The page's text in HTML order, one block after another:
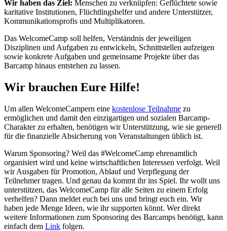
Wir haben das Ziel: Menschen zu verknüpfen: Geflüchtete sowie
karitative Institutionen, Flüchtlingshelfer und andere Unterstützer,
Kommunikationsprofis und Multiplikatoren.
Das WelcomeCamp soll helfen, Verständnis der jeweiligen
Disziplinen und Aufgaben zu entwickeln, Schnittstellen aufzeigen
sowie konkrete Aufgaben und gemeinsame Projekte über das
Barcamp hinaus entstehen zu lassen.
Wir brauchen Eure Hilfe!
Um allen WelcomeCampern eine kostenlose Teilnahme zu
ermöglichen und damit den einzigartigen und sozialen Barcamp-
Charakter zu erhalten, benötigen wir Unterstützung, wie sie generell
für die finanzielle Absicherung von Veranstaltungen üblich ist.
Warum Sponsoring? Weil das #WelcomeCamp ehrenamtlich
organisiert wird und keine wirtschaftlichen Interessen verfolgt. Weil
wir Ausgaben für Promotion, Ablauf und Verpflegung der
Teilnehmer tragen. Und genau da kommt ihr ins Spiel. Ihr wollt uns
unterstützen, das WelcomeCamp für alle Seiten zu einem Erfolg
verhelfen? Dann meldet euch bei uns und bringt euch ein. Wir
haben jede Menge Ideen, wie ihr supporten könnt. Wer direkt
weitere Informationen zum Sponsoring des Barcamps benötigt, kann
einfach dem Link folgen.